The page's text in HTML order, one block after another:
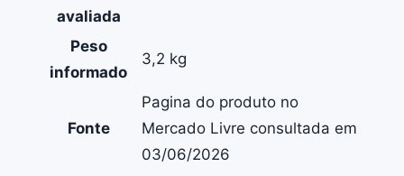
avaliada
Peso
informado
3,2 kg
Fonte
Pagina do produto no
Mercado Livre consultada em
03/06/2026